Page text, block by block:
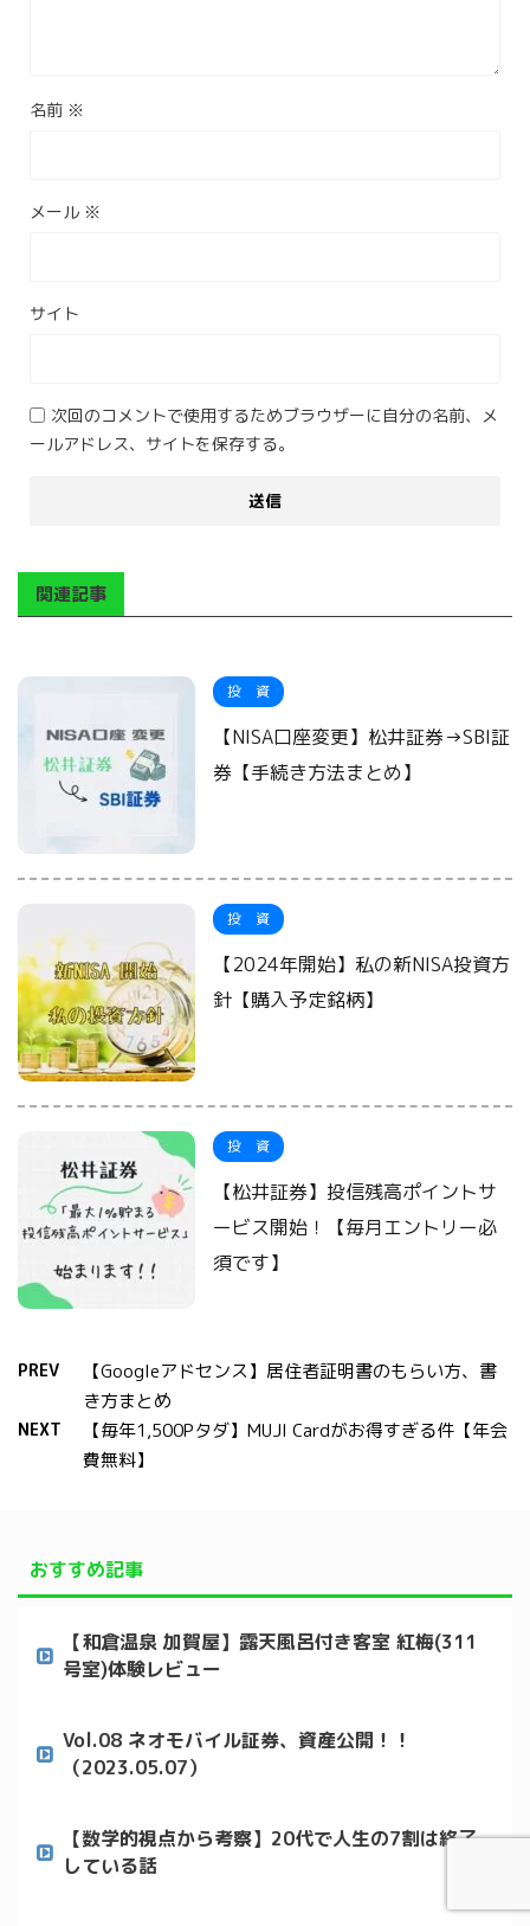
名前 ※
メール ※
サイト
次回のコメントで使用するためブラウザーに自分の名前、メ
ールアドレス、サイトを保存する。
関連記事
投 資
【NISA口座変更】松井証券→SBI証
券【手続き方法まとめ】
投 資
【2024年開始】私の新NISA投資方
針【購入予定銘柄】
投 資
【松井証券】投信残高ポイントサ
ービス開始！【毎月エントリー必
須です】
PREV
【Googleアドセンス】居住者証明書のもらい方、書
き方まとめ
NEXT
【毎年1,500Pタダ】MUJI Cardがお得すぎる件【年会
費無料】
おすすめ記事
【和倉温泉 加賀屋】露天風呂付き客室 紅梅(311
号室)体験レビュー
Vol.08 ネオモバイル証券、資産公開！！
（2023.05.07）
【数学的視点から考察】20代で人生の7割は終了
している話